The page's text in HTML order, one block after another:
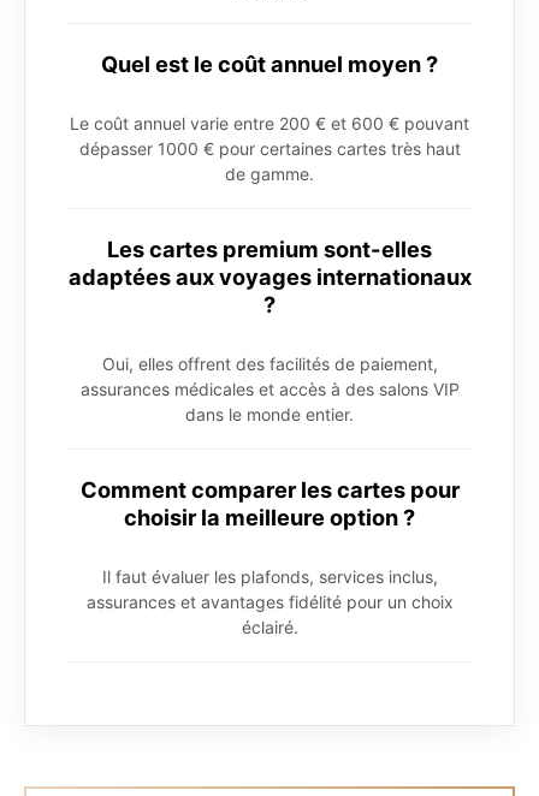
Quel est le coût annuel moyen ?
Le coût annuel varie entre 200 € et 600 € pouvant
dépasser 1000 € pour certaines cartes très haut
de gamme.
Les cartes premium sont-elles
adaptées aux voyages internationaux
?
Oui, elles offrent des facilités de paiement,
assurances médicales et accès à des salons VIP
dans le monde entier.
Comment comparer les cartes pour
choisir la meilleure option ?
Il faut évaluer les plafonds, services inclus,
assurances et avantages fidélité pour un choix
éclairé.